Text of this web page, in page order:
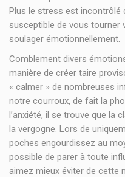
Plus le stress est incontrôlé
susceptible de vous tourner
soulager émotionnellement.
Comblement divers
manière de créer taire
« calmer » de nombreuses
notre courroux, de fait la
l’anxiété, il se trouve que la
la vergogne. Lors de
poches engourdissez au
possible de parer à toute
aimez mieux éviter de cette